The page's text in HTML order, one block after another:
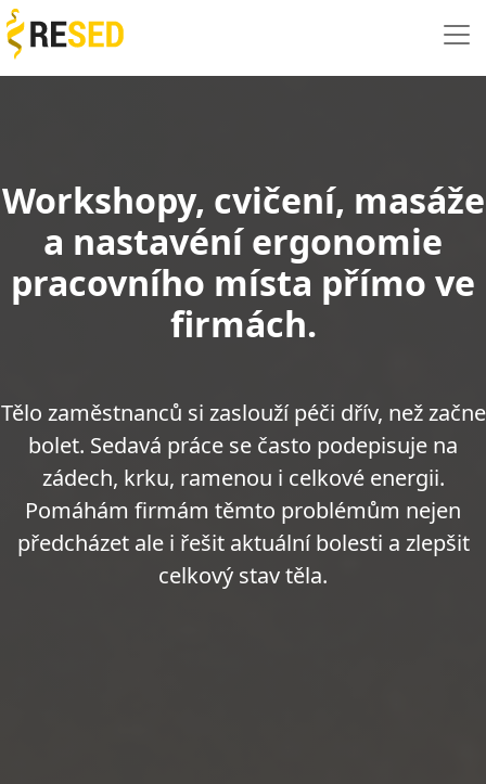
Workshopy, cvičení, masáže
a nastavéní ergonomie
pracovního místa přímo ve
firmách.
Tělo zaměstnanců si zaslouží péči dřív, než začne
bolet. Sedavá práce se často podepisuje na
zádech, krku, ramenou i celkové energii.
Pomáhám firmám těmto problémům nejen
předcházet ale i řešit aktuální bolesti a zlepšit
celkový stav těla.